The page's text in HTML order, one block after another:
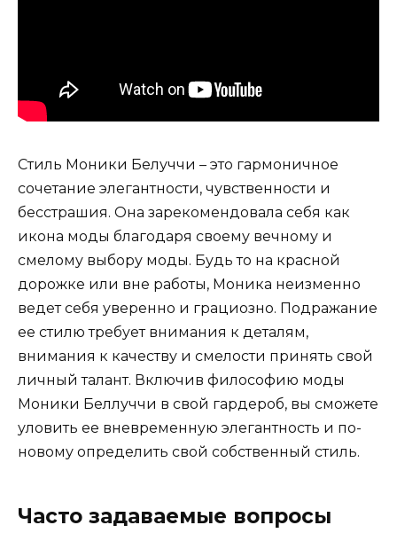
Стиль Моники Белуччи – это гармоничное
сочетание элегантности, чувственности и
бесстрашия. Она зарекомендовала себя как
икона моды благодаря своему вечному и
смелому выбору моды. Будь то на красной
дорожке или вне работы, Моника неизменно
ведет себя уверенно и грациозно. Подражание
ее стилю требует внимания к деталям,
внимания к качеству и смелости принять свой
личный талант. Включив философию моды
Моники Беллуччи в свой гардероб, вы сможете
уловить ее вневременную элегантность и по-
новому определить свой собственный стиль.
Часто задаваемые вопросы